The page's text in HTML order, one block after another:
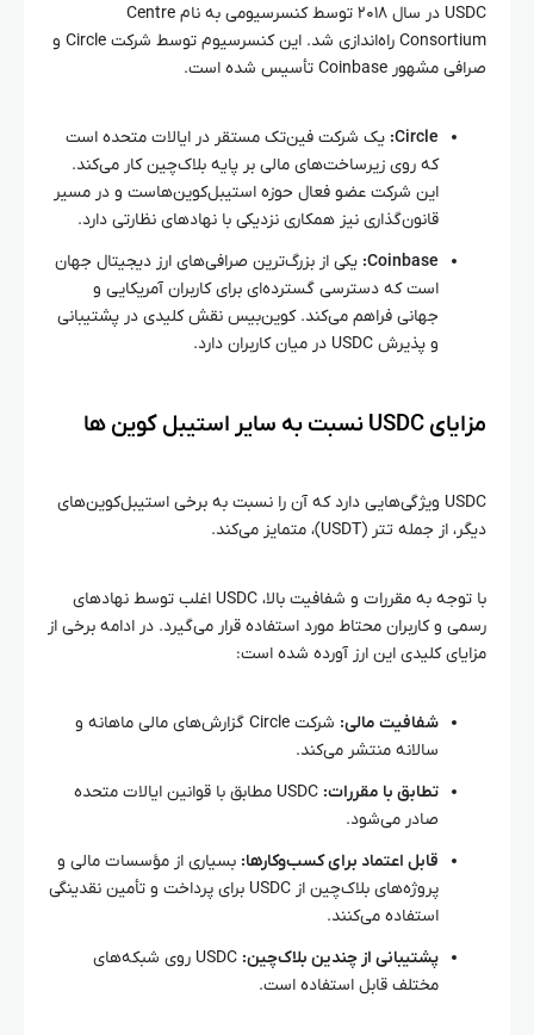
USDC در سال ۲۰۱۸ توسط کنسرسیومی به نام Centre
Consortium راه‌اندازی شد. این کنسرسیوم توسط شرکت Circle و
صرافی مشهور Coinbase تأسیس شده است.
Circle: یک شرکت فین‌تک مستقر در ایالات متحده است
که روی زیرساخت‌های مالی بر پایه بلاک‌چین کار می‌کند.
این شرکت عضو فعال حوزه استیبل‌کوین‌هاست و در مسیر
قانون‌گذاری نیز همکاری نزدیکی با نهادهای نظارتی دارد.
Coinbase: یکی از بزرگ‌ترین صرافی‌های ارز دیجیتال جهان
است که دسترسی گسترده‌ای برای کاربران آمریکایی و
جهانی فراهم می‌کند. کوین‌بیس نقش کلیدی در پشتیبانی
و پذیرش USDC در میان کاربران دارد.
مزایای USDC نسبت به سایر استیبل‌ کوین‌ ها
USDC ویژگی‌هایی دارد که آن را نسبت به برخی استیبل‌کوین‌های
دیگر، از جمله تتر (USDT)، متمایز می‌کند.
با توجه به مقررات و شفافیت بالا، USDC اغلب توسط نهادهای
رسمی و کاربران محتاط مورد استفاده قرار می‌گیرد. در ادامه برخی از
مزایای کلیدی این ارز آورده شده است:
شفافیت مالی:
شرکت Circle گزارش‌های مالی ماهانه و
سالانه منتشر می‌کند.
تطابق با مقررات:
USDC مطابق با قوانین ایالات متحده
صادر می‌شود.
قابل اعتماد برای کسب‌وکارها: بسیاری از مؤسسات مالی و
پروژه‌های بلاک‌چین از USDC برای پرداخت و تأمین نقدینگی
استفاده می‌کنند.
پشتیبانی از چندین بلاک‌چین:
USDC روی شبکه‌های
مختلف قابل استفاده است.